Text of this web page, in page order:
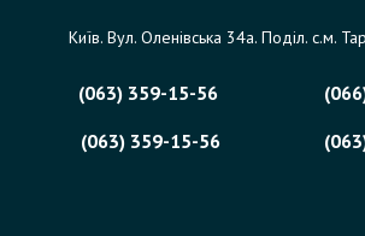
Київ. Вул. Оленівська 34а. Поділ. с.м.
(063) 359-15-56
(063) 359-15-56